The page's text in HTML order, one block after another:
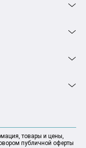
товары и цены,
публичной оферты